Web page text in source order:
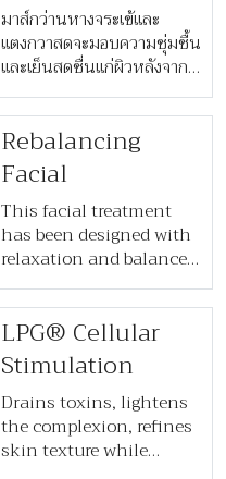
​​มาส์กว่านหางจระเข้และ
แตงกวาสดจะมอบความชุ่มชื้น
และเย็นสดชื่นแก่ผิวหลังจาก
สัมผัสแสงแดด ตามด้วยการ
นวดผ่อนคลายเท้าและหนัง
ศีรษะ​
Rebalancing
Facial
This facial treatment
has been designed with
relaxation and balanced,
radiant skin in mind.
Aromatherapy is
combined with steam
vapours to calm, soothe
and decongest the skin.
A Purifying Mask is then
applied, and the facial
ends with a luxurious
LPG® Cellular
Stimulation
Drains toxins, lightens
the complexion, refines
skin texture while